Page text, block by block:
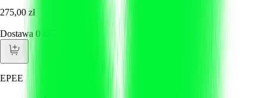
275,00 zł
Dostawa 0 zł
EPEE